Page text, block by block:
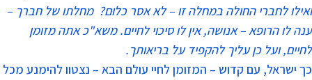
ואילו לחברי החולה במחלה זו – לא אסר כלום? מחלתו של חברך –
ענה לו הרופא – אנושה, אין לו סיכוי לחיים. משא"כ אתה מזומן
לחיים, ועל כן עליך להקפיד על בריאותך.
כך ישראל, עם קדוש – המזומן לחיי עולם הבא – נצטוו להימנע מכל